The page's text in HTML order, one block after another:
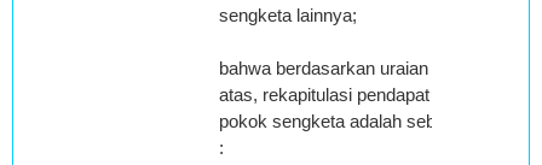
sengketa lainnya;
bahwa berdasarkan uraian tersebut di
atas, rekapitulasi pendapat Majelis atas
pokok sengketa adalah sebagai berikut
: